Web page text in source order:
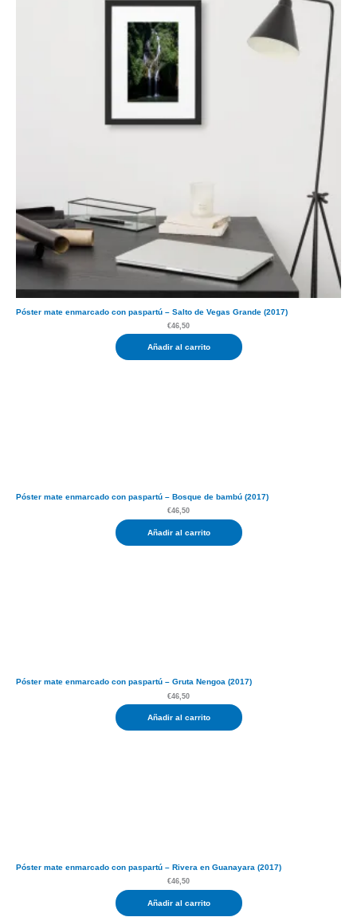
Póster mate enmarcado con paspartú – Salto de Vegas Grande (2017)
€46,50
Añadir al carrito
Póster mate enmarcado con paspartú – Bosque de bambú (2017)
€46,50
Añadir al carrito
Póster mate enmarcado con paspartú – Gruta Nengoa (2017)
€46,50
Añadir al carrito
Póster mate enmarcado con paspartú – Rivera en Guanayara (2017)
€46,50
Añadir al carrito